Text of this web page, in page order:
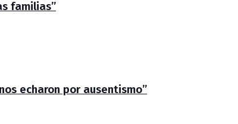
familias”
echaron por ausentismo”